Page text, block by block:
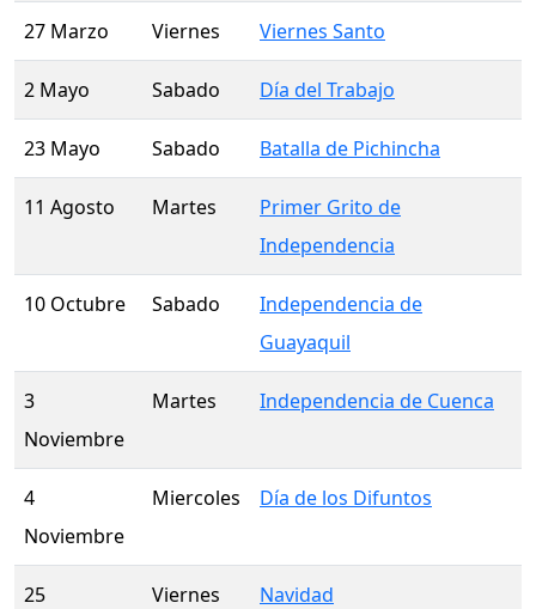
27 Marzo Viernes Viernes Santo
2 Mayo Sabado Día del Trabajo
23 Mayo Sabado Batalla de Pichincha
11 Agosto Martes
Primer Grito de
Independencia
10 Octubre Sabado
Independencia de
Guayaquil
3
Noviembre
Martes Independencia de Cuenca
4
Noviembre
Miercoles Día de los Difuntos
25
Viernes Navidad